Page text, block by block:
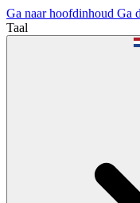
Ga naar hoofdinhoud Ga
Taal